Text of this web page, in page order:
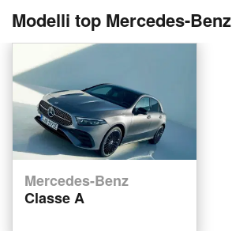
Modelli top Mercedes-Benz
Mercedes-Benz
Classe A